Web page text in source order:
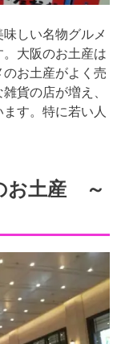
しい名物グルメ
大阪のお土産は
お土産がよく売
貨の店が増え、
す。特に若い人
お土産 ～